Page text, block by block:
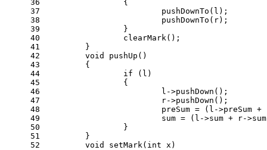
36
37
38
39
40
41
42
43
44
45
46
47
48
49
50
51
52
		{
pushDownTo (l);
pushDownTo (r);
		}
clearMark();
	}
void
pushUp ()
{
if (l)
		{
			l->
pushDown ();
			r->
pushDown ();
preSum = (l->preSum
sum = (l->sum + r-
		}
	}
void
setMark( int x)